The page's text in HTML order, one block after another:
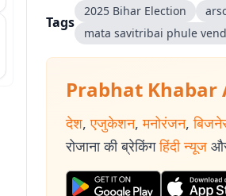
Tags
2025 Bihar Election
mata savitribai phule
Prabhat Khabar
देश, एजुकेशन, मनोरंजन,
रोजाना की ब्रेकिंग हिंदी न्यूज